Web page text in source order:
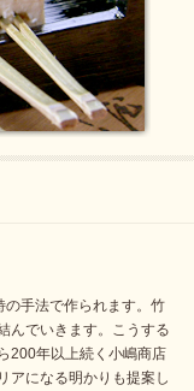
の手法で作られます。竹
んでいきます。こうする
200年以上続く小嶋商店
アになる明かりも提案し